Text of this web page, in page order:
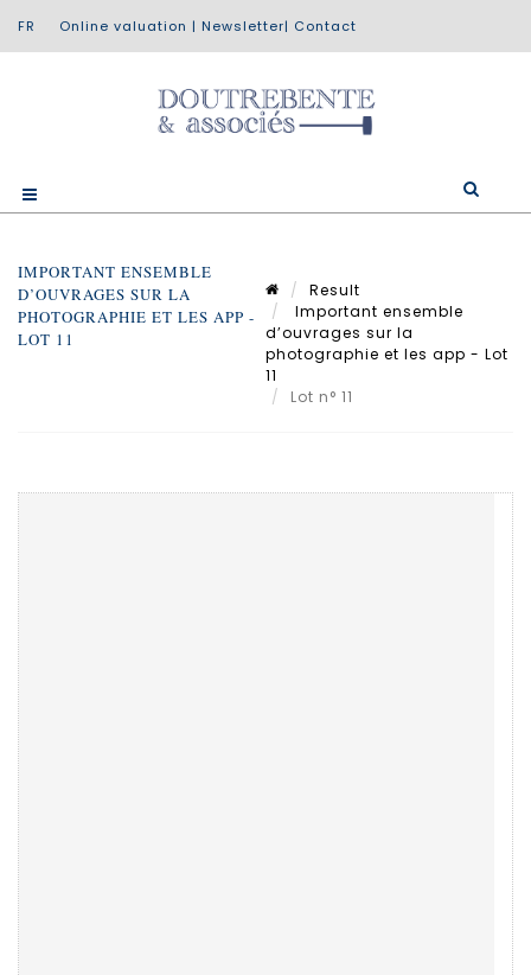
Online valuation | Newsletter| Contact
IMPORTANT ENSEMBLE
D’OUVRAGES SUR LA
PHOTOGRAPHIE ET LES APP -
LOT 11
Result
Important ensemble
d’ouvrages sur la
photographie et les app - Lot
11
Lot n° 11